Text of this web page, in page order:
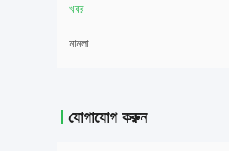
খবর
মামলা
যোগাযোগ করুন